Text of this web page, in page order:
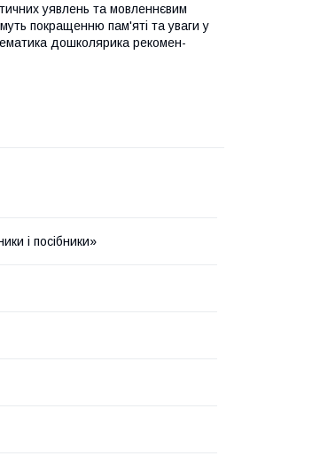
уявлень та мовленнєвим
покращенню пам'яті та уваги у
дошколярика рекомен-
і посібники»